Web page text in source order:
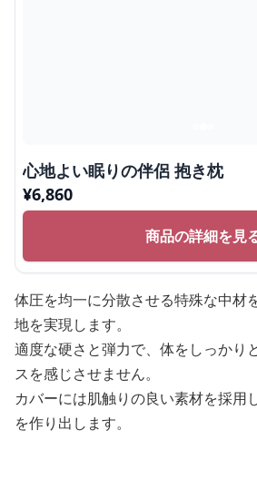
心地よい眠りの伴侶 抱き枕
¥6,860
商品の詳細を見
体圧を均一に分散させる特殊な中材
地を実現します。
適度な硬さと弾力で、体をしっかり
スを感じさせません。
カバーには肌触りの良い素材を採用
を作り出します。